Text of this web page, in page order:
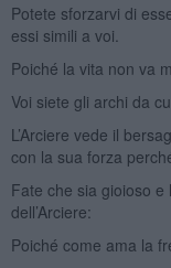
Potete sforzarvi di
essi simili a voi.
Poiché la vita non va
Voi siete gli archi da
L’Arciere vede il
con la sua forza
Fate che sia gioioso
dell’Arciere:
Poiché come ama la